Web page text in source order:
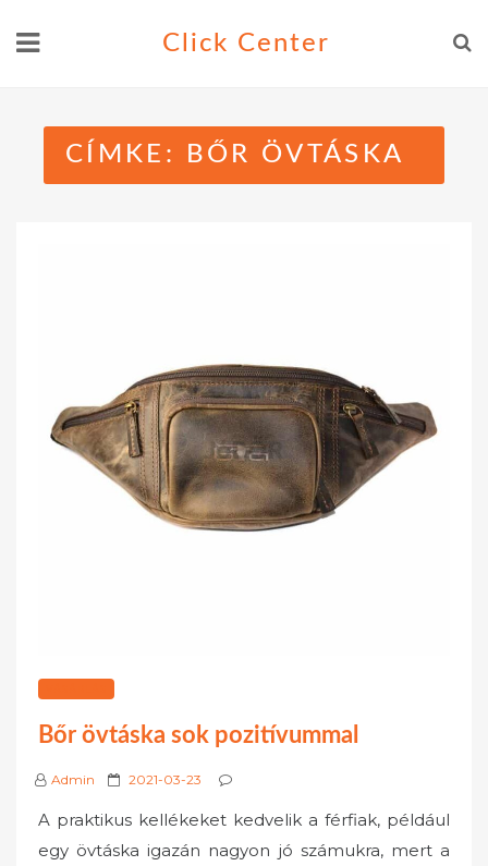
Click Center
CÍMKE: BŐR ÖVTÁSKA
Bőr övtáska sok pozitívummal
Admin
P
s
t
2021-03-23
A praktikus kellékeket kedvelik a férfiak, például
egy övtáska igazán nagyon jó számukra, mert a